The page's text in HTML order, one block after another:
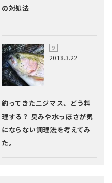
の対処法
2018.3.22
釣ってきたニジマス、どう料
理する？ 臭みや水っぽさが気
にならない調理法を考えてみ
た。